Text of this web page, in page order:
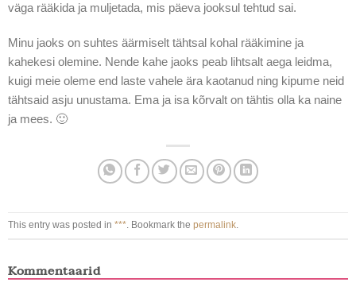
väga rääkida ja muljetada, mis päeva jooksul tehtud sai.
Minu jaoks on suhtes äärmiselt tähtsal kohal rääkimine ja
kahekesi olemine. Nende kahe jaoks peab lihtsalt aega leidma,
kuigi meie oleme end laste vahele ära kaotanud ning kipume neid
tähtsaid asju unustama. Ema ja isa kõrvalt on tähtis olla ka naine
ja mees. 🙂
This entry was posted in ***. Bookmark the permalink.
Kommentaarid